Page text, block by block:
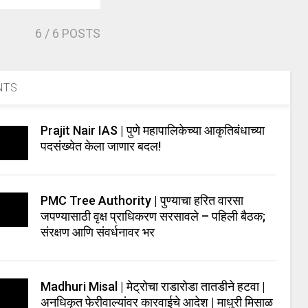
6 / 6 POSTS
Prajit Nair IAS | पुणे महापालिकेच्या आकृतिबंधाच्या
पदसंख्येत केला जाणार बदल!
PMC Tree Authority | पुण्याचा हरित वारसा
जपण्यासाठी वृक्ष प्राधिकरण सरसावले – पहिली बैठक;
संरक्षण आणि संवर्धनावर भर
Madhuri Misal | मेट्रोचा राडारोडा तातडीने हटवा |
अनधिकृत फेरीवाल्यांवर कारवाईचे आदेश | माधुरी मिसाळ